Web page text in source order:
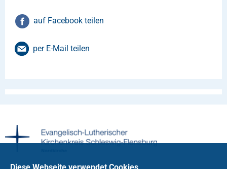
auf Facebook teilen
per E-Mail teilen